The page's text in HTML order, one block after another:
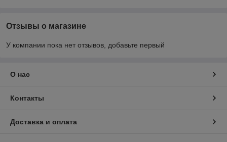
Отзывы о магазине
У компании пока нет отзывов, добавьте первый
О нас
Контакты
Доставка и оплата